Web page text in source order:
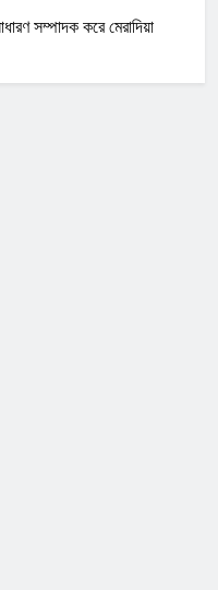
সম্পাদক করে মেরাদিয়া